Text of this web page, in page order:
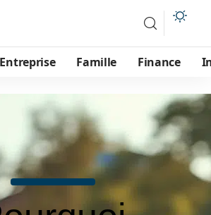
Entreprise Famille Finance